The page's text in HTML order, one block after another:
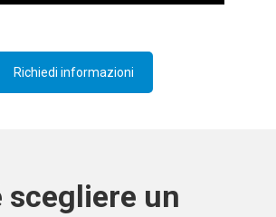
Richiedi informazioni
scegliere un